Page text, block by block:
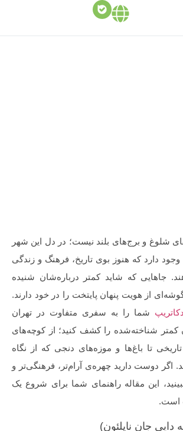
شلوغ و برج‌های بلند نیست؛ در دل این شهر
وجود دارد که هنوز بوی تاریخ، فرهنگ و زندگی
جاهایی که شاید کمتر درباره‌شان شنیده
از هویت پنهان پایتخت را در خود دارند.
دکاتریپ شما را به سفری متفاوت در تهران
تا ۱۰ مکان کمتر شناخته‌شده را کشف کنید؛ از کوچه‌های
تا باغ‌ها و موزه‌های دنجی که از نگاه
اگر دوست دارید چهره‌ی آرام‌تر، فرهنگی‌تر و
این مقاله راهنمای شما برای شروع یک
است.
دایی جان ناپلئون)